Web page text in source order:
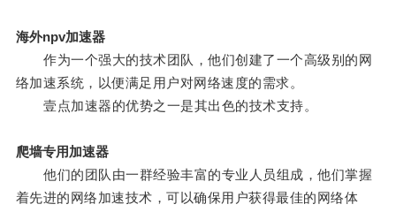
海外npv加速器
作为一个强大的技术团队，他们创建了一个高级别的网
络加速系统，以便满足用户对网络速度的需求。
壹点加速器的优势之一是其出色的技术支持。
爬墙专用加速器
他们的团队由一群经验丰富的专业人员组成，他们掌握
着先进的网络加速技术，可以确保用户获得最佳的网络体